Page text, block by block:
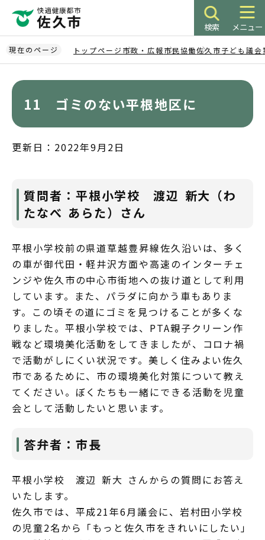
ペ
ー
ジ
検索 メニュー
現在のページ トップページ 市政・広報市民協働佐久市子ども議会
11 ゴミのない平根地区に
更新日：2022年9月2日
質問者：平根小学校 渡辺 新大（わ
たなべ あらた）さん
平根小学校前の県道草越豊昇線佐久沿いは、多く
の車が御代田・軽井沢方面や高速のインターチェ
ンジや佐久市の中心市街地への抜け道として利用
しています。また、パラダに向かう車もありま
す。この頃その道にゴミを見つけることが多くな
りました。平根小学校では、PTA親子クリーン作
戦など環境美化活動をしてきましたが、コロナ禍
で活動がしにくい状況です。美しく住みよい佐久
市であるために、市の環境美化対策について教え
てください。ぼくたちも一緒にできる活動を児童
会として活動したいと思います。
答弁者：市長
平根小学校 渡辺 新大 さんからの質問にお答え
いたします。
佐久市では、平成21年6月議会に、岩村田小学校
の児童2名から「もっと佐久市をきれいにしたい」